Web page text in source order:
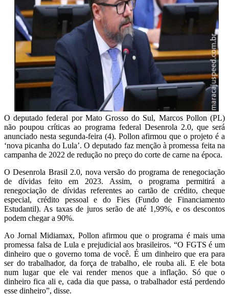
O deputado federal por Mato Grosso do Sul, Marcos Pollon (PL)
não poupou críticas ao programa federal Desenrola 2.0, que será
anunciado nesta segunda-feira (4). Pollon afirmou que o projeto é a
‘nova picanha do Lula’. O deputado faz menção à promessa feita na
campanha de 2022 de redução no preço do corte de carne na época.
O Desenrola Brasil 2.0, nova versão do programa de renegociação
de dívidas feito em 2023. Assim, o programa permitirá a
renegociação de dívidas referentes ao cartão de crédito, cheque
especial, crédito pessoal e do Fies (Fundo de Financiamento
Estudantil). As taxas de juros serão de até 1,99%, e os descontos
podem chegar a 90%.
Ao Jornal Midiamax, Pollon afirmou que o programa é mais uma
promessa falsa de Lula e prejudicial aos brasileiros. “O FGTS é um
dinheiro que o governo toma de você. É um dinheiro que era para
ser do trabalhador, da força de trabalho, ele rouba ali. E ele bota
num lugar que ele vai render menos que a inflação. Só que o
dinheiro fica ali e, cada dia que passa, o trabalhador está perdendo
esse dinheiro”, disse.